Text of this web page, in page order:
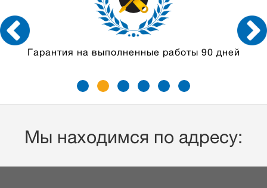
дней Мастера с опытомот 5 лет
Мы находимся по адресу: